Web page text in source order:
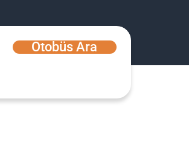
Otobüs Ara